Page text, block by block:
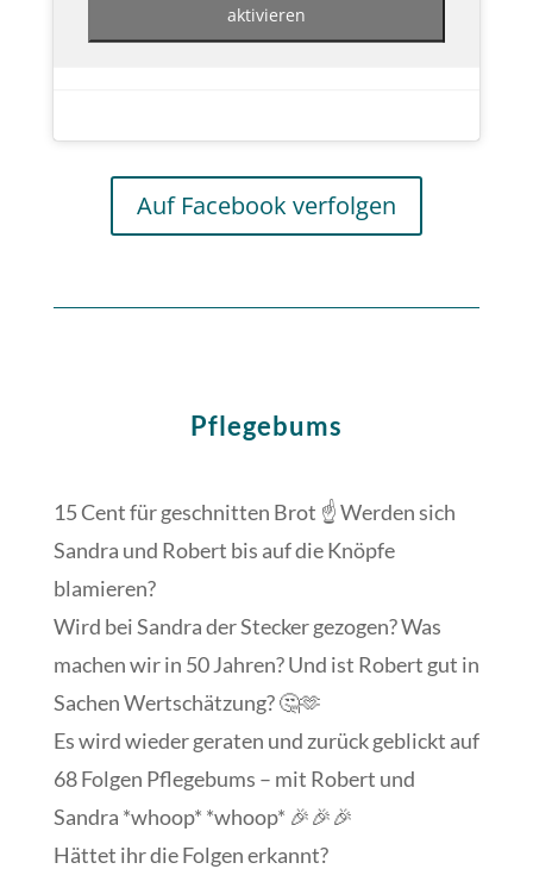
aktivieren
Auf Facebook verfolgen
Pflegebums
15 Cent für geschnitten Brot ☝️ Werden sich
Sandra und Robert bis auf die Knöpfe
blamieren?
Wird bei Sandra der Stecker gezogen? Was
machen wir in 50 Jahren? Und ist Robert gut in
Sachen Wertschätzung? 🤔🫶
Es wird wieder geraten und zurück geblickt auf
68 Folgen Pflegebums – mit Robert und
Sandra *whoop* *whoop* 🎉🎉🎉
Hättet ihr die Folgen erkannt?